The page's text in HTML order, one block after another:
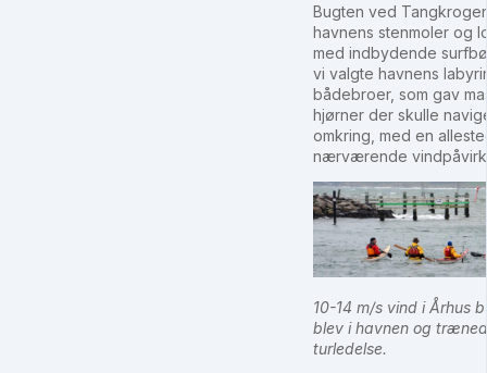
Bugten ved
havnens stenmoler og
med indbydende
vi valgte havnens
bådebroer, som gav
hjørner der skulle
omkring, med en
nærværende
10-14 m/s vind i Århus
blev i havnen og
turledelse.